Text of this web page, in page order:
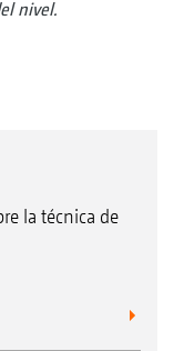
nivel.
la técnica de